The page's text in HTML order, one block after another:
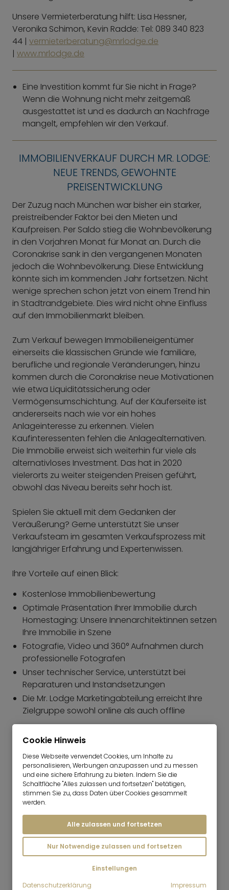
Unsere Vermieterberatung hilft: Lisa Hessner,
Veronika Schimon, Kevin Radde: Tel: 089 340 823
44 | vermieterberatung@mrlodge.de
| www.mrlodge.de
Eine Investition kommt für Sie nicht in Frage?
Wenn die Wohnung nicht mehr zeitgemäß
ausgestattet ist und es dadurch an Nachfrage
mangelt, empfehlen wir den Verkauf.
IMMOBILIENVERKAUF DURCH MR. LODGE:
NEUE TRENDS, GEWOHNTE
PREISENTWICKLUNG
Der Zuzug nach München war bisher ein starker,
preistreibender Faktor bei den Mieten und
Kaufpreisen. Per Saldo stieg die Wohnbevölkerung
in den Vorjahren Monat für Monat an. Durch die
Coronakrise sank in den vergangenen Monaten
jedoch die Wohnbevölkerung. Diese Entwicklung
könnte sich im kommenden Jahr fortsetzen. Nicht
wenige sprechen schon jetzt von einem Trend hin
in Stadtrandgebiete. Dies wird nicht ohne Einfluss
auf den Immobilienmarkt bleiben.
Zum Verkauf bewegen Immobilieneigentümer
einerseits die klassischen Gründe wie familiäre,
berufliche und regionale Veränderungen, hinzu
kommen durch die Coronakrise neue Motivationen
wie etwa Liquiditätssicherung oder
Vermögensumschichtung. Auf der Käuferseite ist
andererseits nach wie vor ein hohes
Anlageinteresse zu erkennen. Vielen
Kaufinteressenten fehlen die Anlagealternativen.
Die Immobilie erweist sich weiterhin für viele als
alternativloses Investment. Das hat in 2020
vielerorts zu weiter steigenden Preisen geführt,
obwohl das Niveau bereits sehr hoch ist.
Spielen Sie aktuell mit dem Gedanken der
Veräußerung? Gerne unterstützt Sie unser
Verkaufsteam im gesamten Verkaufsprozess mit
langjähriger Erfahrung und Expertenwissen.
Ihre Vorteile auf einen Blick:
Kostenlose Immobilienbewertung
Optimale Präsentation Ihrer Immobilie durch
Homestaging: Unsere Innenarchitektinnen setzen
Ihre Immobilie in Szene
Fotografie, Video und 360° Aufnahmen durch
professionelle Fotografen
Unser technischer Service, unterstützt bei
Reparaturen und Instandsetzungen
Die Mr. Lodge Marketingabteilung erreicht Ihre
Zielgruppe sowohl online als auch offline
Verkaufsgedanken tragen, sollten nicht zögern und
die guten Konditionen für den Verkauf jetzt nutzen.
PROVISIONSNEUREGELUNG IM VERKAUF:
Die von der Regierung beschlossene Neuregelung
der Provisionen für die Vermittlung von
Wohnungen und Häusern kommt ab dem
23.12.2020 zum Tragen. Ab diesem Zeitpunkt
berechnen wir für die erfolgreiche Vermittlung
eines Kaufvertrages dem Immobilienverkäufer und
-käufer je 1,5% zzgl. MwSt. Bei Häusern gilt die
Cookie Hinweis
Diese Webseite verwendet Cookies, um Inhalte zu
personalisieren, Werbungen anzupassen und zu messen
und eine sichere Erfahrung zu bieten. Indem Sie die
Schaltfläche "Alles zulassen und fortsetzen" betätigen,
stimmen Sie zu, dass Daten über Cookies gesammelt
werden.
Alle zulassen und fortsetzen
Nur Notwendige zulassen und fortsetzen
Einstellungen
Datenschutzerklärung
Impressum